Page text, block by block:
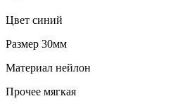
Цвет синий
Размер 30мм
Материал нейлон
Прочее мягкая